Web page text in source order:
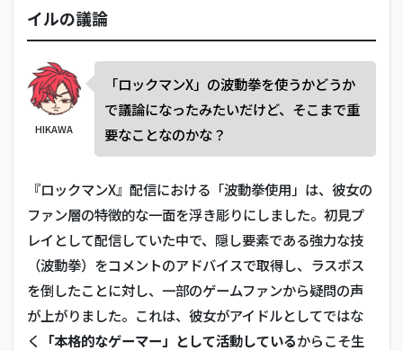
イルの議論
HIKAWA
「ロックマンX」の波動拳を使うかどうか
で議論になったみたいだけど、そこまで重
要なことなのかな？
『ロックマンX』配信における「波動拳使用」は、彼女の
ファン層の特徴的な一面を浮き彫りにしました。初見プ
レイとして配信していた中で、隠し要素である強力な技
（波動拳）をコメントのアドバイスで取得し、ラスボス
を倒したことに対し、一部のゲームファンから疑問の声
が上がりました。これは、彼女がアイドルとしてではな
く
「本格的なゲーマー」として活動しているからこそ生